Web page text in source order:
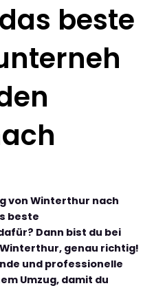
beste
von Winterthur nach
beste
Dann bist du bei
Winterthur, genau richtig!
und professionelle
Umzug, damit du